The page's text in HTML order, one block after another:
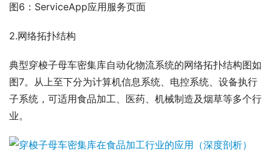
图6：ServiceApp应用服务页面
2.网络拓扑结构
典型穿梭子母车密集库自动化物流系统的网络拓扑结构图如
图7。从上至下分为计算机信息系统、电控系统、设备执行
子系统，可适用食品加工、医药、机械制造及烟草等多个行
业。